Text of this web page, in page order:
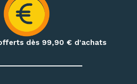
vos treks et nuits en pleine nature
bivouac :réchauds, cartouches de
couverts, hamacs, moustiquaires,
dès 99,90 € d'achats